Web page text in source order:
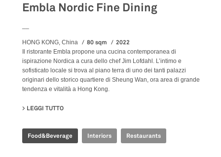
Embla Nordic Fine Dining
HONG KONG, China 80 sqm 2022
Il ristorante Embla propone una cucina contemporanea di
ispirazione Nordica a cura dello chef Jim Lofdahl. L’intimo e
sofisticato locale si trova al piano terra di uno dei tanti palazzi
originari dello storico quartiere di Sheung Wan, ora area di grande
tendenza e vitalità a Hong Kong.
LEGGI TUTTO
Food&Beverage Interiors Restaurants